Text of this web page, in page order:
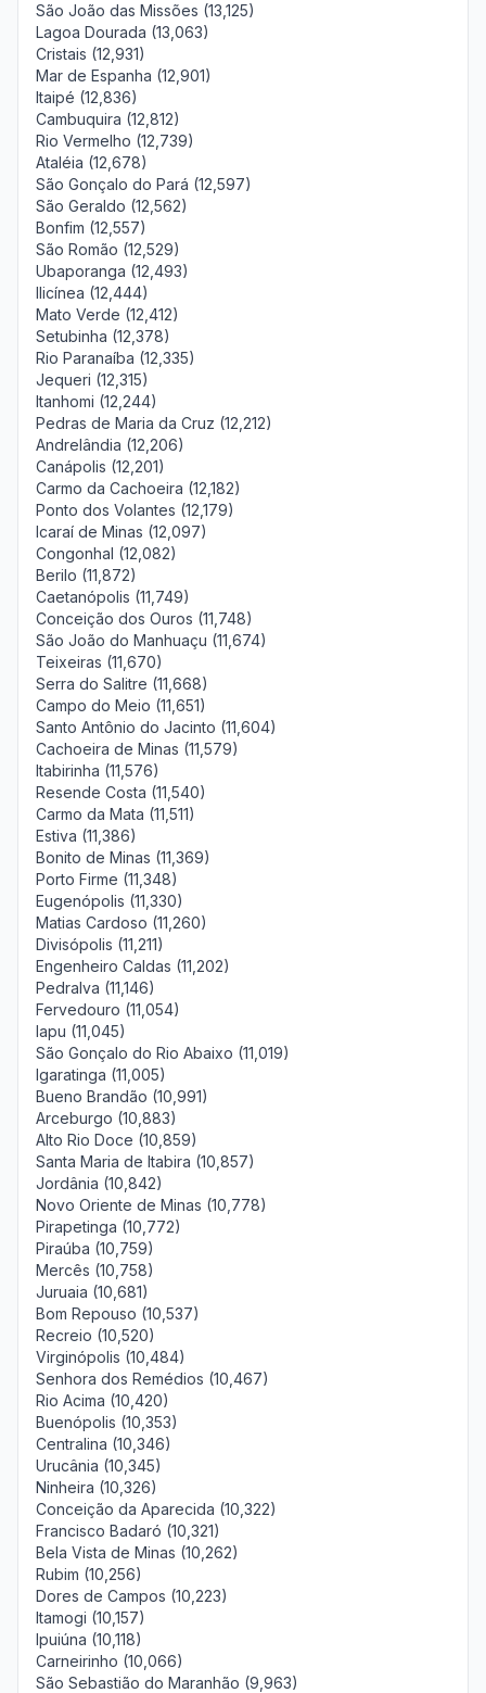
São João das Missões (13,125)
Lagoa Dourada (13,063)
Cristais (12,931)
Mar de Espanha (12,901)
Itaipé (12,836)
Cambuquira (12,812)
Rio Vermelho (12,739)
Ataléia (12,678)
São Gonçalo do Pará (12,597)
São Geraldo (12,562)
Bonfim (12,557)
São Romão (12,529)
Ubaporanga (12,493)
Ilicínea (12,444)
Mato Verde (12,412)
Setubinha (12,378)
Rio Paranaíba (12,335)
Jequeri (12,315)
Itanhomi (12,244)
Pedras de Maria da Cruz (12,212)
Andrelândia (12,206)
Canápolis (12,201)
Carmo da Cachoeira (12,182)
Ponto dos Volantes (12,179)
Icaraí de Minas (12,097)
Congonhal (12,082)
Berilo (11,872)
Caetanópolis (11,749)
Conceição dos Ouros (11,748)
São João do Manhuaçu (11,674)
Teixeiras (11,670)
Serra do Salitre (11,668)
Campo do Meio (11,651)
Santo Antônio do Jacinto (11,604)
Cachoeira de Minas (11,579)
Itabirinha (11,576)
Resende Costa (11,540)
Carmo da Mata (11,511)
Estiva (11,386)
Bonito de Minas (11,369)
Porto Firme (11,348)
Eugenópolis (11,330)
Matias Cardoso (11,260)
Divisópolis (11,211)
Engenheiro Caldas (11,202)
Pedralva (11,146)
Fervedouro (11,054)
Iapu (11,045)
São Gonçalo do Rio Abaixo (11,019)
Igaratinga (11,005)
Bueno Brandão (10,991)
Arceburgo (10,883)
Alto Rio Doce (10,859)
Santa Maria de Itabira (10,857)
Jordânia (10,842)
Novo Oriente de Minas (10,778)
Pirapetinga (10,772)
Piraúba (10,759)
Mercês (10,758)
Juruaia (10,681)
Bom Repouso (10,537)
Recreio (10,520)
Virginópolis (10,484)
Senhora dos Remédios (10,467)
Rio Acima (10,420)
Buenópolis (10,353)
Centralina (10,346)
Urucânia (10,345)
Ninheira (10,326)
Conceição da Aparecida (10,322)
Francisco Badaró (10,321)
Bela Vista de Minas (10,262)
Rubim (10,256)
Dores de Campos (10,223)
Itamogi (10,157)
Ipuiúna (10,118)
Carneirinho (10,066)
São Sebastião do Maranhão (9,963)